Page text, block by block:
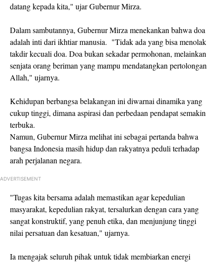
datang kepada kita," ujar Gubernur Mirza.
Dalam sambutannya, Gubernur Mirza menekankan bahwa doa
adalah inti dari ikhtiar manusia. "Tidak ada yang bisa menolak
takdir kecuali doa. Doa bukan sekadar permohonan, melainkan
senjata orang beriman yang mampu mendatangkan pertolongan
Allah," ujarnya.
Kehidupan berbangsa belakangan ini diwarnai dinamika yang
cukup tinggi, dimana aspirasi dan perbedaan pendapat semakin
terbuka.
Namun, Gubernur Mirza melihat ini sebagai pertanda bahwa
bangsa Indonesia masih hidup dan rakyatnya peduli terhadap
arah perjalanan negara.
ADVERTISEMENT
"Tugas kita bersama adalah memastikan agar kepedulian
masyarakat, kepedulian rakyat, tersalurkan dengan cara yang
sangat konstruktif, yang penuh etika, dan menjunjung tinggi
nilai persatuan dan kesatuan," ujarnya.
Ia mengajak seluruh pihak untuk tidak membiarkan energi